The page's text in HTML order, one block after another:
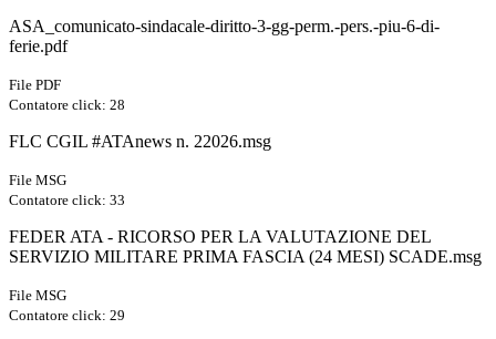
ASA_comunicato-sindacale-diritto-3-gg-perm.-pers.-piu-6-di-
ferie.pdf
File PDF
Contatore click: 28
FLC CGIL #ATAnews n. 22026.msg
File MSG
Contatore click: 33
FEDER ATA - RICORSO PER LA VALUTAZIONE DEL
SERVIZIO MILITARE PRIMA FASCIA (24 MESI) SCADE.msg
File MSG
Contatore click: 29